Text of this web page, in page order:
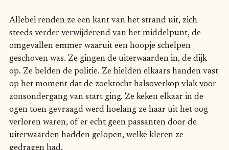
Allebei renden ze een kant van het strand uit, zich
steeds verder verwijderend van het middelpunt, de
omgevallen emmer waaruit een hoopje schelpen
geschoven was. Ze gingen de uiterwaarden in, de dijk
op. Ze belden de politie. Ze hielden elkaars handen vast
op het moment dat de zoektocht halsoverkop vlak voor
zonsondergang van start ging. Ze keken elkaar in de
ogen toen gevraagd werd hoelang ze haar uit het oog
verloren waren, of er echt geen passanten door de
uiterwaarden hadden gelopen, welke kleren ze
gedragen had.